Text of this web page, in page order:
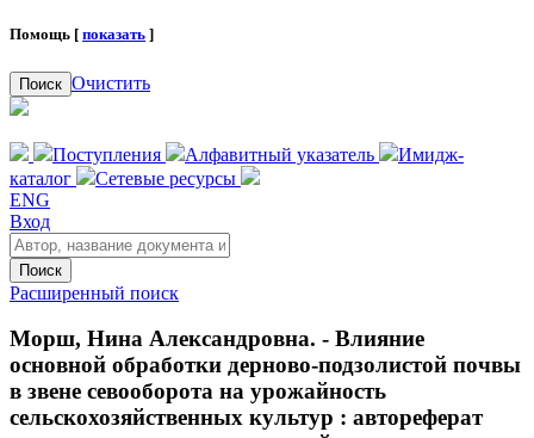
Помощь [ показать ]
Поиск Очистить
Поступления Алфавитный указатель
Имидж-
каталог
Сетевые ресурсы
ENG
Вход
Поиск
Расширенный поиск
Морш, Нина Александровна. - Влияние
основной обработки дерново-подзолистой почвы
в звене севооборота на урожайность
сельскохозяйственных культур : автореферат